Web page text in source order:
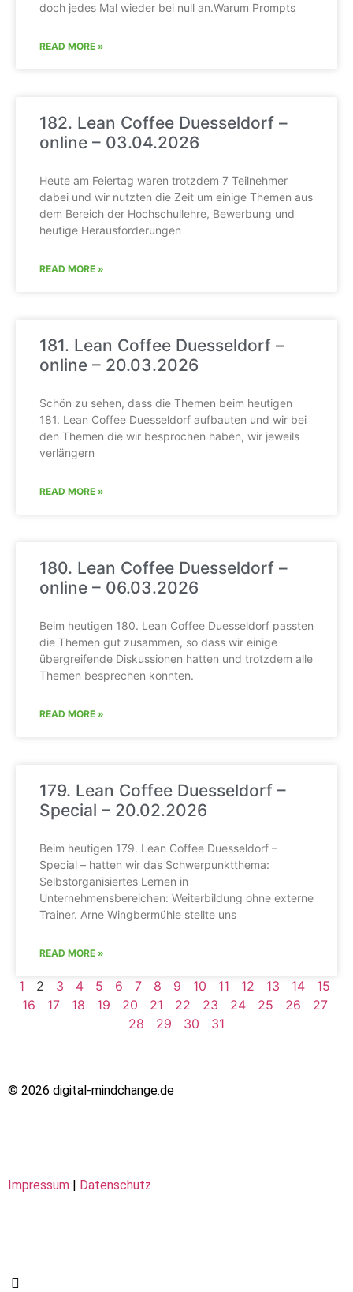
doch jedes Mal wieder bei null an.Warum Prompts
READ MORE »
182. Lean Coffee Duesseldorf –
online – 03.04.2026
Heute am Feiertag waren trotzdem 7 Teilnehmer
dabei und wir nutzten die Zeit um einige Themen aus
dem Bereich der Hochschullehre, Bewerbung und
heutige Herausforderungen
READ MORE »
181. Lean Coffee Duesseldorf –
online – 20.03.2026
Schön zu sehen, dass die Themen beim heutigen
181. Lean Coffee Duesseldorf aufbauten und wir bei
den Themen die wir besprochen haben, wir jeweils
verlängern
READ MORE »
180. Lean Coffee Duesseldorf –
online – 06.03.2026
Beim heutigen 180. Lean Coffee Duesseldorf passten
die Themen gut zusammen, so dass wir einige
übergreifende Diskussionen hatten und trotzdem alle
Themen besprechen konnten.
READ MORE »
179. Lean Coffee Duesseldorf –
Special – 20.02.2026
Beim heutigen 179. Lean Coffee Duesseldorf –
Special – hatten wir das Schwerpunktthema:
Selbstorganisiertes Lernen in
Unternehmensbereichen: Weiterbildung ohne externe
Trainer. Arne Wingbermühle stellte uns
READ MORE »
1 2 3 4 5 6 7 8 9 10 11 12 13 14
15
16
17 18 19 20 21 22 23 24 25 26
27
28
29 30 31
© 2026 digital-mindchange.de
Impressum | Datenschutz